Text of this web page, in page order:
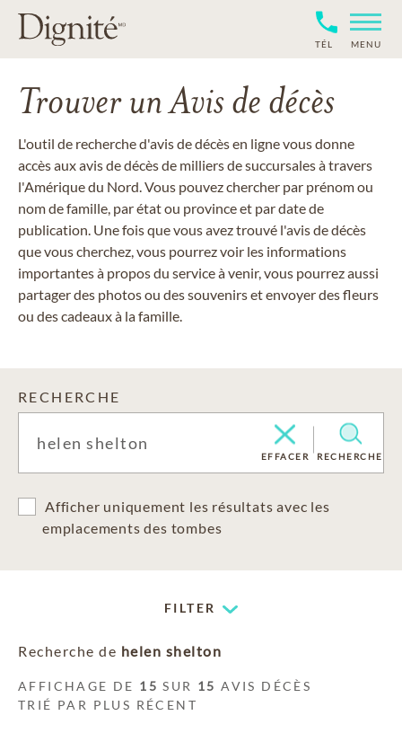
TÉL MENU
Trouver un Avis de décès
L'outil de recherche d'avis de décès en ligne vous donne
accès aux avis de décès de milliers de succursales à travers
l'Amérique du Nord. Vous pouvez chercher par prénom ou
nom de famille, par état ou province et par date de
publication. Une fois que vous avez trouvé l'avis de décès
que vous cherchez, vous pourrez voir les informations
importantes à propos du service à venir, vous pourrez aussi
partager des photos ou des souvenirs et envoyer des fleurs
ou des cadeaux à la famille.
RECHERCHE
EFFACER RECHERCHE
Afficher uniquement les résultats avec les
emplacements des tombes
FILTER
Recherche de helen shelton
AFFICHAGE DE 15 SUR 15 AVIS DÉCÈS
TRIÉ PAR PLUS RÉCENT